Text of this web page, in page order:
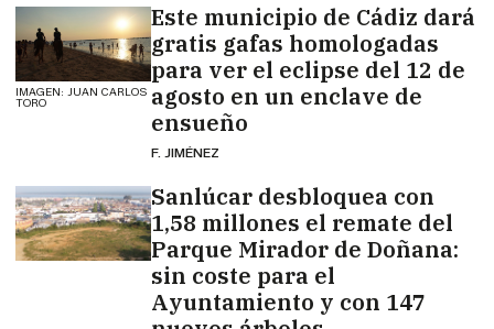
IMAGEN: JUAN CARLOS
TORO
Este municipio de Cádiz dará
gratis gafas homologadas
para ver el eclipse del 12 de
agosto en un enclave de
ensueño
F. JIMÉNEZ
Sanlúcar desbloquea con
1,58 millones el remate del
Parque Mirador de Doñana:
sin coste para el
Ayuntamiento y con 147